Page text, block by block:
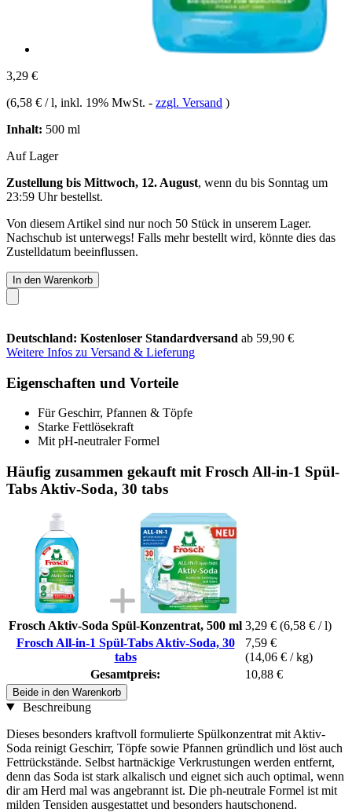
3,29 €
(6,58 € / l, inkl. 19% MwSt. - zzgl. Versand )
Inhalt: 500 ml
Auf Lager
Zustellung bis Mittwoch, 12. August, wenn du bis Sonntag um
23:59 Uhrbestellst.
Von diesem Artikel sind nur noch 50 Stück in unserem Lager.
Nachschub ist unterwegs! Falls mehr bestellt wird, könnte dies das
Zustelldatum beeinflussen.
In den Warenkorb
Deutschland: Kostenloser Standardversand ab 59,90 €
Weitere Infos zu Versand & Lieferung
Eigenschaften und Vorteile
Für Geschirr, Pfannen & Töpfe
Starke Fettlösekraft
Mit pH-neutraler Formel
Häufig zusammen gekauft mit Frosch All-in-1 Spül-
Tabs Aktiv-Soda, 30 tabs
Frosch Aktiv-Soda Spül-Konzentrat, 500 ml 3,29 € (6,58 € / l)
Frosch All-in-1 Spül-Tabs Aktiv-Soda, 30
tabs
7,59 €
(14,06 € / kg)
Gesamtpreis:
10,88 €
Beide in den Warenkorb
Beschreibung
Dieses besonders kraftvoll formulierte Spülkonzentrat mit Aktiv-
Soda reinigt Geschirr, Töpfe sowie Pfannen gründlich und löst auch
Fettrückstände. Selbst hartnäckige Verkrustungen werden entfernt,
denn das Soda ist stark alkalisch und eignet sich auch optimal, wenn
dir am Herd mal was angebrannt ist. Die ph-neutrale Formel ist mit
milden Tensiden ausgestattet und besonders hautschonend.